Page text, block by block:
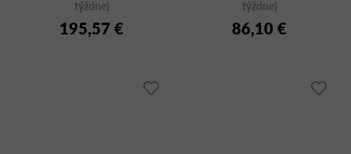
týždne)
195,57 €
týždne)
86,10 €